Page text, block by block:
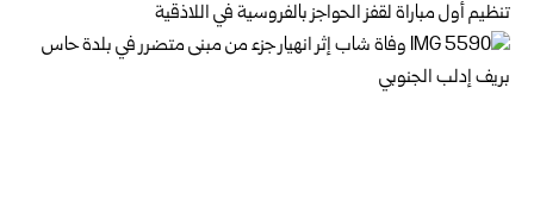
تنظيم أول مباراة لقفز الحواجز بالفروسية في اللاذقية